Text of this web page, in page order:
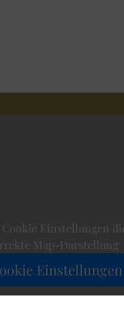
Einstellungen
Map-Darstellung
Einstellungen